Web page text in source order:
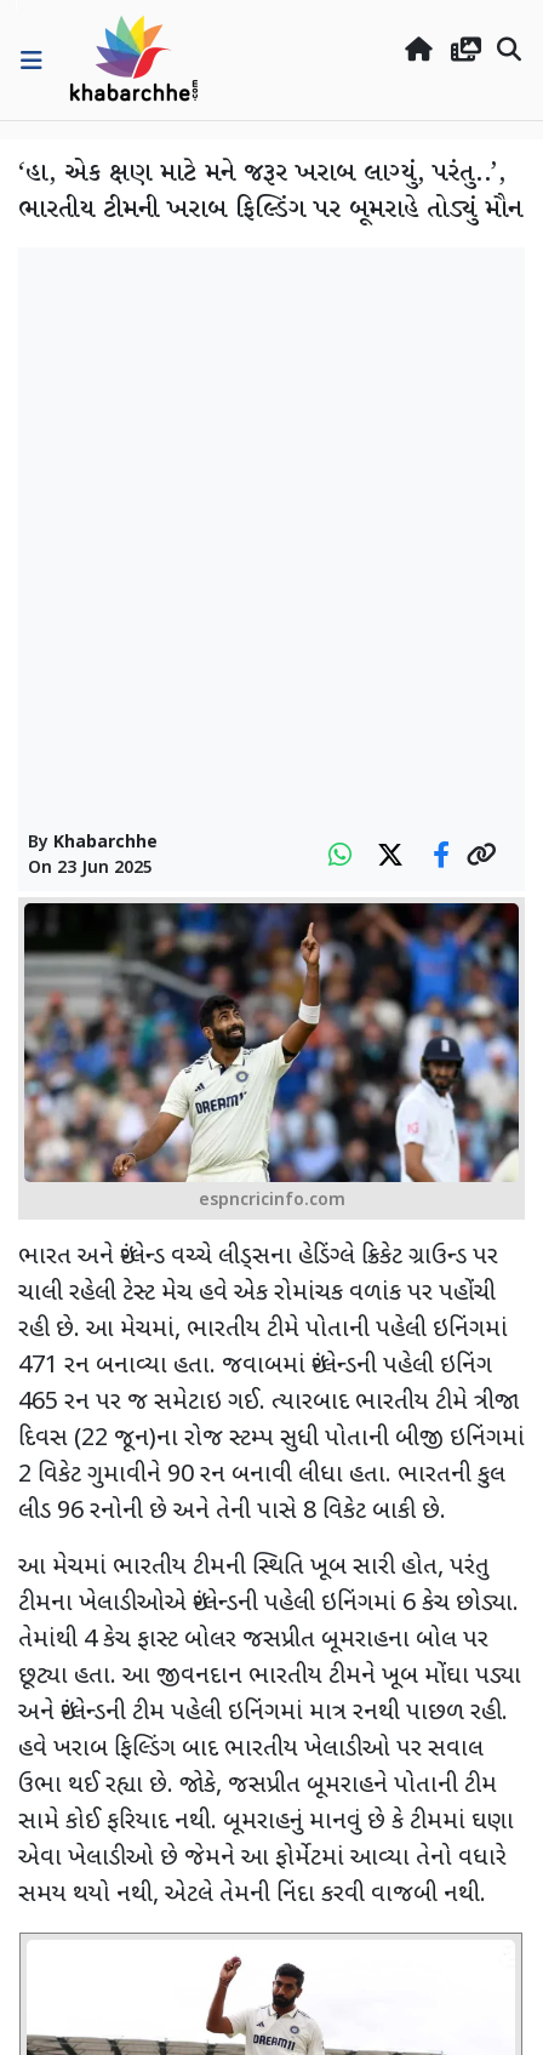
‘હા, એક ક્ષણ માટે મને જરૂર ખરાબ લાગ્યું, પરંતુ..’,
ભારતીય ટીમની ખરાબ ફિલ્ડિંગ પર બૂમરાહે તોડ્યું મૌન
By Khabarchhe
On 23 Jun 2025
espncricinfo.com
ભારત અને ઇંગ્લેન્ડ વચ્ચે લીડ્સના હેડિંગ્લે ક્રિકેટ ગ્રાઉન્ડ પર
ચાલી રહેલી ટેસ્ટ મેચ હવે એક રોમાંચક વળાંક પર પહોંચી
રહી છે. આ મેચમાં, ભારતીય ટીમે પોતાની પહેલી ઇનિંગમાં
471 રન બનાવ્યા હતા. જવાબમાંઇંગ્લેન્ડની પહેલી ઇનિંગ
465 રન પર જ સમેટાઇ ગઈ. ત્યારબાદ ભારતીય ટીમે ત્રીજા
દિવસ (22 જૂન)ના રોજ સ્ટમ્પ સુધી પોતાની બીજી ઇનિંગમાં
2 વિકેટ ગુમાવીને 90રન બનાવી લીધા હતા. ભારતની કુલ
લીડ 96રનોની છે અને તેની પાસે 8 વિકેટ બાકી છે.
આ મેચમાં ભારતીય ટીમની સ્થિતિ ખૂબ સારી હોત, પરંતુ
ટીમના ખેલાડીઓએ ઇંગ્લેન્ડની પહેલી ઇનિંગમાં 6કેચ છોડ્યા.
તેમાંથી 4 કેચ ફાસ્ટ બોલર જસપ્રીત બૂમરાહના બોલ પર
છૂટ્યા હતા. આ જીવનદાન ભારતીય ટીમને ખૂબ મોંઘા પડ્યા
અને ઇંગ્લેન્ડની ટીમ પહેલી ઇનિંગમાં માત્ર રનથી પાછળ રહી.
હવે ખરાબ ફિલ્ડિંગ બાદ ભારતીય ખેલાડીઓ પર સવાલ
ઉભા થઈ રહ્યા છે. જોકે, જસપ્રીત બૂમરાહને પોતાની ટીમ
સામે કોઈ ફરિયાદ નથી. બૂમરાહનું માનવું છે કે ટીમમાં ઘણા
એવા ખેલાડીઓ છે જેમને આ ફોર્મેટમાં આવ્યા તેનો વધારે
સમય થયો નથી, એટલે તેમની નિંદા કરવી વાજબી નથી.